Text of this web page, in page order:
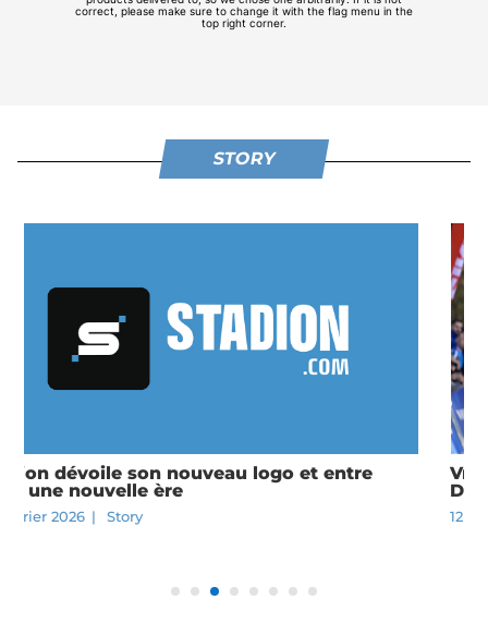
STORY
Vredestein 20 km de Paris 2025 : Etienne
Daguinos est magique !
12 octobre 2025 |